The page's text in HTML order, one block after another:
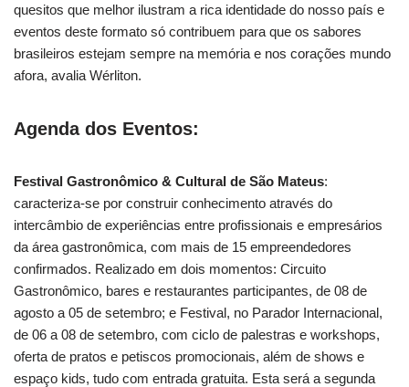
quesitos que melhor ilustram a rica identidade do nosso país e
eventos deste formato só contribuem para que os sabores
brasileiros estejam sempre na memória e nos corações mundo
afora, avalia Wérliton.
Agenda dos Eventos:
Festival Gastronômico & Cultural de São Mateus:
caracteriza-se por construir conhecimento através do
intercâmbio de experiências entre profissionais e empresários
da área gastronômica, com mais de 15 empreendedores
confirmados. Realizado em dois momentos: Circuito
Gastronômico, bares e restaurantes participantes, de 08 de
agosto a 05 de setembro; e Festival, no Parador Internacional,
de 06 a 08 de setembro, com ciclo de palestras e workshops,
oferta de pratos e petiscos promocionais, além de shows e
espaço kids, tudo com entrada gratuita. Esta será a segunda